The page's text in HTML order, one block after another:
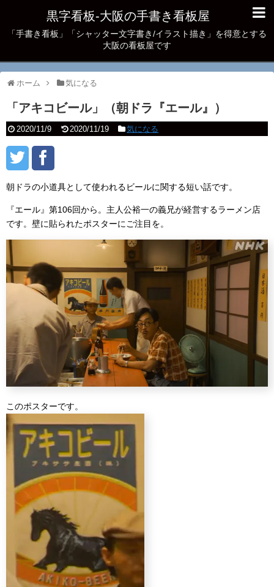
黒字看板‐大阪の手書き看板屋
「手書き看板」「シャッター文字書き/イラスト描き」を得意とする
大阪の看板屋です
ホーム 気になる
「アキコビール」（朝ドラ『エール』）
2020/11/9 2020/11/19 気になる
朝ドラの小道具として使われるビールに関する短い話です。
『エール』第106回から。主人公裕一の義兄が経営するラーメン店
です。壁に貼られたポスターにご注目を。
このポスターです。